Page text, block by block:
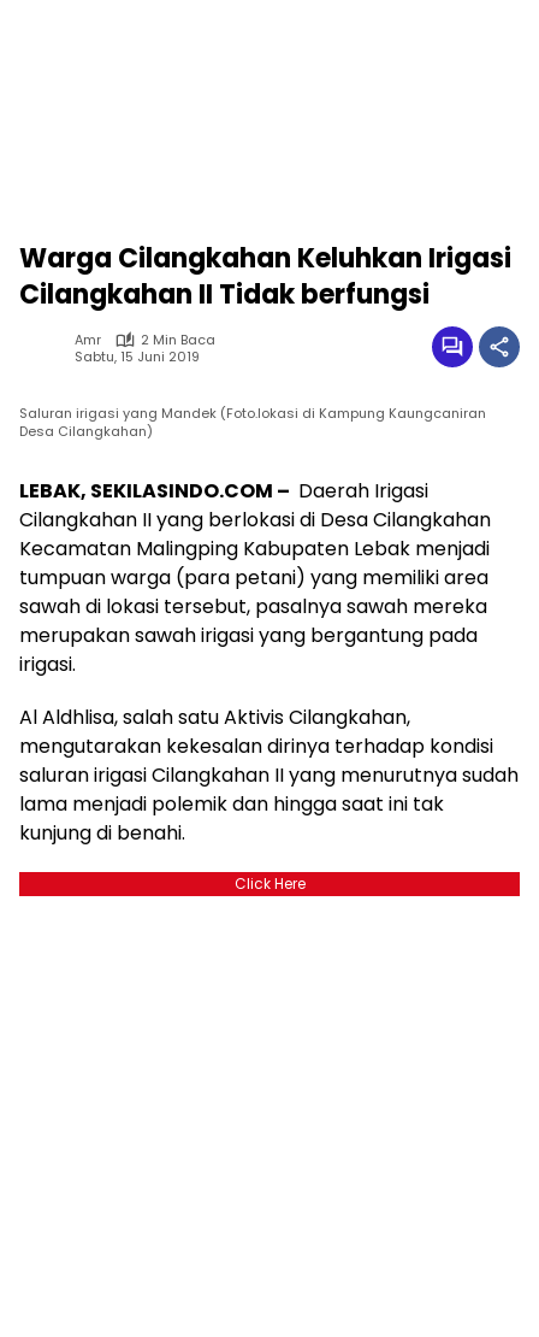
Warga Cilangkahan Keluhkan Irigasi
Cilangkahan II Tidak berfungsi
Amr
2 Min Baca
Sabtu, 15 Juni 2019
Saluran irigasi yang Mandek (Foto.lokasi di Kampung Kaungcaniran
Desa Cilangkahan)
LEBAK, SEKILASINDO.COM – Daerah Irigasi
Cilangkahan II yang berlokasi di Desa Cilangkahan
Kecamatan Malingping Kabupaten Lebak menjadi
tumpuan warga (para petani) yang memiliki area
sawah di lokasi tersebut, pasalnya sawah mereka
merupakan sawah irigasi yang bergantung pada
irigasi.
Al Aldhlisa, salah satu Aktivis Cilangkahan,
mengutarakan kekesalan dirinya terhadap kondisi
saluran irigasi Cilangkahan II yang menurutnya sudah
lama menjadi polemik dan hingga saat ini tak
kunjung di benahi.
Click Here